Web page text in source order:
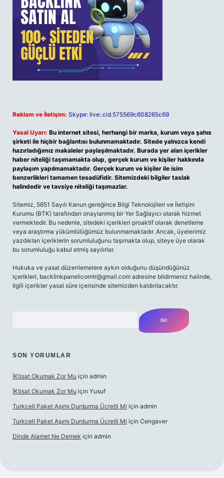
Reklam ve İletişim: Skype: live:.cid.575569c608265c69
Yasal Uyarı: Bu internet sitesi, herhangi bir marka, kurum veya şahıs
şirketi ile hiçbir bağlantısı bulunmamaktadır. Sitede yalnızca kendi
hazırladığımız makaleler paylaşılmaktadır. Burada yer alan içerikler
haber niteliği taşımamakta olup, gerçek kurum ve kişiler hakkında
paylaşım yapılmamaktadır. Gerçek kurum ve kişiler ile isim
benzerlikleri tamamen tesadüfidir. Sitemizdeki bilgiler taslak
halindedir ve tavsiye niteliği taşımazlar.
Sitemiz, 5651 Sayılı Kanun gereğince Bilgi Teknolojileri ve İletişim
Kurumu (BTK) tarafından onaylanmış bir Yer Sağlayıcı olarak hizmet
vermektedir. Bu nedenle, sitedeki içerikleri proaktif olarak denetleme
veya araştırma yükümlülüğümüz bulunmamaktadır. Ancak, üyelerimiz
yazdıkları içeriklerin sorumluluğunu taşımakta olup, siteye üye olarak
bu sorumluluğu kabul etmiş sayılırlar.
Hukuka ve yasal düzenlemelere aykırı olduğunu düşündüğünüz
içerikleri, backlinkpanelicomtr@gmail.com adresine bildirmeniz halinde,
ilgili içerikler yasal süre içerisinde sitemizden kaldırılacaktır.
SON YORUMLAR
İKtisat Okumak Zor Mu için admin
İKtisat Okumak Zor Mu için Yusuf
Turkcell Paket Aşımı Durdurma Ücretli Mi için admin
Turkcell Paket Aşımı Durdurma Ücretli Mi için Cengaver
Dinde Alamet Ne Demek için admin